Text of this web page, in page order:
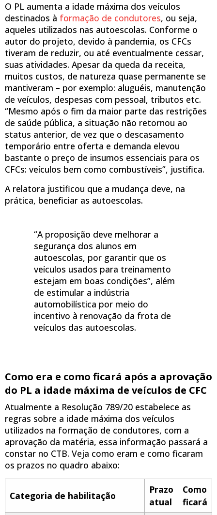
O PL aumenta a idade máxima dos veículos
destinados à formação de condutores, ou seja,
aqueles utilizados nas autoescolas. Conforme o
autor do projeto, devido à pandemia, os CFCs
tiveram de reduzir, ou até eventualmente cessar,
suas atividades. Apesar da queda da receita,
muitos custos, de natureza quase permanente se
mantiveram – por exemplo: aluguéis, manutenção
de veículos, despesas com pessoal, tributos etc.
“Mesmo após o fim da maior parte das restrições
de saúde pública, a situação não retornou ao
status anterior, de vez que o descasamento
temporário entre oferta e demanda elevou
bastante o preço de insumos essenciais para os
CFCs: veículos bem como combustíveis”, justifica.
A relatora justificou que a mudança deve, na
prática, beneficiar as autoescolas.
“A proposição deve melhorar a
segurança dos alunos em
autoescolas, por garantir que os
veículos usados para treinamento
estejam em boas condições”, além
de estimular a indústria
automobilística por meio do
incentivo à renovação da frota de
veículos das autoescolas.
Como era e como ficará após a aprovação
do PL a idade máxima de veículos de CFC
Atualmente a Resolução 789/20 estabelece as
regras sobre a idade máxima dos veículos
utilizados na formação de condutores, com a
aprovação da matéria, essa informação passará a
constar no CTB. Veja como eram e como ficaram
os prazos no quadro abaixo:
Categoria de habilitação
Prazo
atual
Como
ficará